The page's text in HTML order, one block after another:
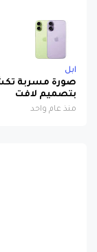
ابل
بتصميم لافت
منذ عام واحد